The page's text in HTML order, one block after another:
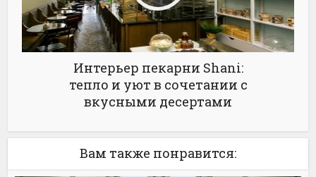
Интерьер пекарни Shani:
тепло и уют в сочетании с
вкусными десертами
Вам также понравится: